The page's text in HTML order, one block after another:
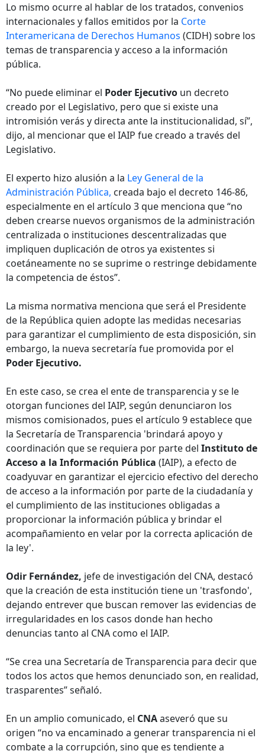
Lo mismo ocurre al hablar de los tratados, convenios
internacionales y fallos emitidos por la Corte
Interamericana de Derechos Humanos (CIDH) sobre los
temas de transparencia y acceso a la información
pública.
“No puede eliminar el Poder Ejecutivo un decreto
creado por el Legislativo, pero que si existe una
intromisión verás y directa ante la institucionalidad, sí”,
dijo, al mencionar que el IAIP fue creado a través del
Legislativo.
El experto hizo alusión a la Ley General de la
Administración Pública, creada bajo el decreto 146-86,
especialmente en el artículo 3 que menciona que “no
deben crearse nuevos organismos de la administración
centralizada o instituciones descentralizadas que
impliquen duplicación de otros ya existentes si
coetáneamente no se suprime o restringe debidamente
la competencia de éstos”.
La misma normativa menciona que será el Presidente
de la República quien adopte las medidas necesarias
para garantizar el cumplimiento de esta disposición, sin
embargo, la nueva secretaría fue promovida por el
Poder Ejecutivo.
En este caso, se crea el ente de transparencia y se le
otorgan funciones del IAIP, según denunciaron los
mismos comisionados, pues el artículo 9 establece que
la Secretaría de Transparencia 'brindará apoyo y
coordinación que se requiera por parte del Instituto de
Acceso a la Información Pública (IAIP), a efecto de
coadyuvar en garantizar el ejercicio efectivo del derecho
de acceso a la información por parte de la ciudadanía y
el cumplimiento de las instituciones obligadas a
proporcionar la información pública y brindar el
acompañamiento en velar por la correcta aplicación de
la ley'.
Odir Fernández, jefe de investigación del CNA, destacó
que la creación de esta institución tiene un 'trasfondo',
dejando entrever que buscan remover las evidencias de
irregularidades en los casos donde han hecho
denuncias tanto al CNA como el IAIP.
“Se crea una Secretaría de Transparencia para decir que
todos los actos que hemos denunciado son, en realidad,
trasparentes” señaló.
En un amplio comunicado, el CNAaseveró que su
origen “no va encaminado a generar transparencia ni el
combate a la corrupción, sino que es tendiente a